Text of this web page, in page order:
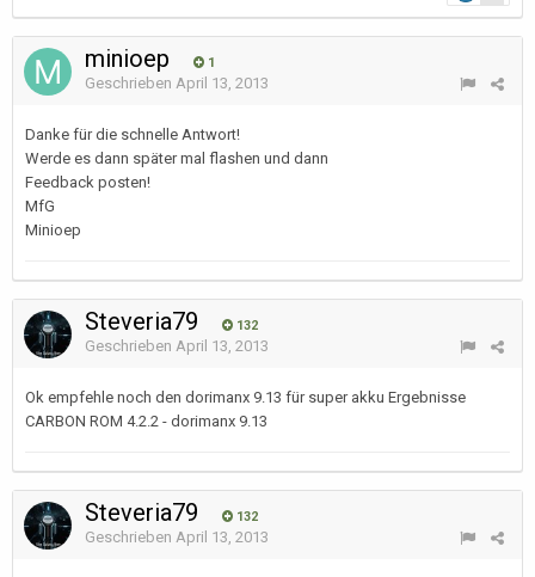
minioep 1
Geschrieben April 13, 2013
Danke für die schnelle Antwort!
Werde es dann später mal flashen und dann
Feedback posten!
MfG
Minioep
Steveria79 132
Geschrieben April 13, 2013
Ok empfehle noch den dorimanx 9.13 für super akku Ergebnisse
CARBON ROM 4.2.2 - dorimanx 9.13
Steveria79 132
Geschrieben April 13, 2013